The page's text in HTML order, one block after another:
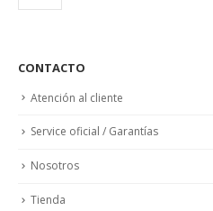
CONTACTO
Atención al cliente
Service oficial / Garantías
Nosotros
Tienda